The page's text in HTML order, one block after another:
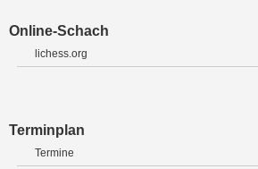
Online-Schach
lichess.org
Terminplan
Termine